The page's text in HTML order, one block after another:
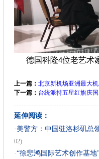
德国科隆4位老艺术
上一篇： 北京新机场亚洲最大
下一篇： 台统派持五星红旗庆
延伸阅读：
· 美警方：中国驻洛杉矶总
02)
·“徐悲鸿国际艺术创作基地